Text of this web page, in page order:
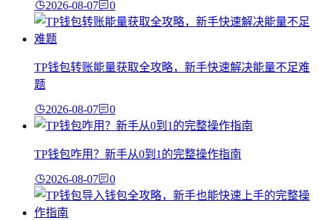
2026-08-07 0
TP钱包转账能量获取全攻略，新手快速解决能量不足难
题
2026-08-07 0
TP钱包咋用？新手从0到1的完整操作指南
2026-08-07 0